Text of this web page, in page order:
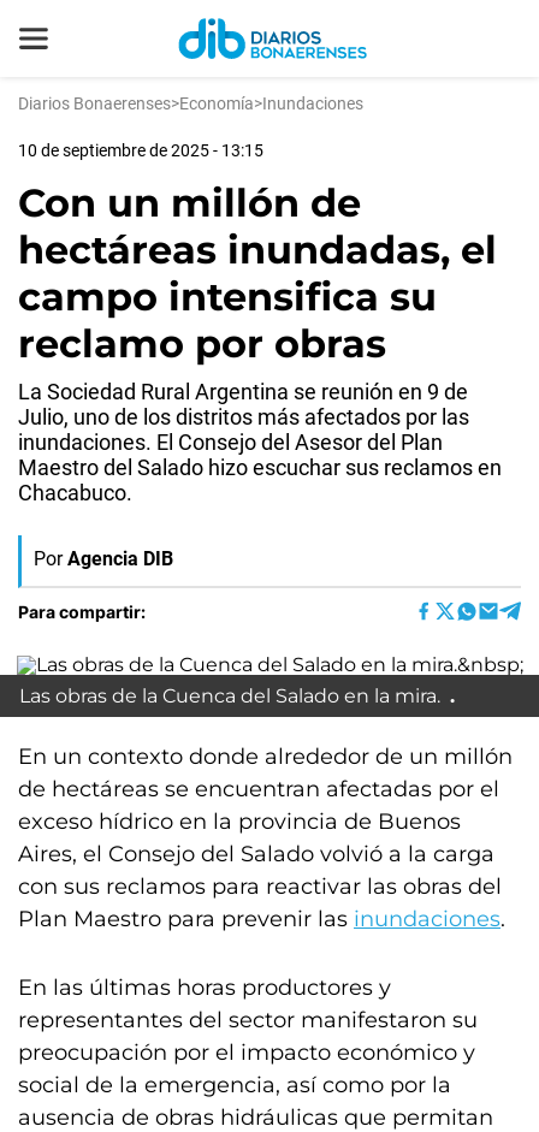
Diarios Bonaerenses>Economía>Inundaciones
10 de septiembre de 2025 - 13:15
Con un millón de
hectáreas inundadas, el
campo intensifica su
reclamo por obras
La Sociedad Rural Argentina se reunión en 9 de
Julio, uno de los distritos más afectados por las
inundaciones. El Consejo del Asesor del Plan
Maestro del Salado hizo escuchar sus reclamos en
Chacabuco.
Por Agencia DIB
Para compartir:
Las obras de la Cuenca del Salado en la mira.
En un contexto donde alrededor de un millón
de hectáreas se encuentran afectadas por el
exceso hídrico en la provincia de Buenos
Aires, el Consejo del Salado volvió a la carga
con sus reclamos para reactivar las obras del
Plan Maestro para prevenir las inundaciones.
En las últimas horas productores y
representantes del sector manifestaron su
preocupación por el impacto económico y
social de la emergencia, así como por la
ausencia de obras hidráulicas que permitan